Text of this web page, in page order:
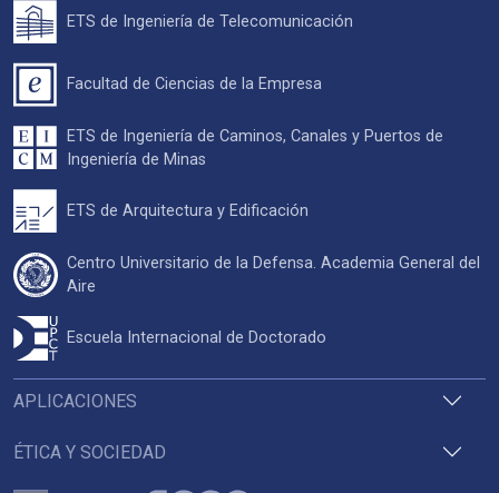
APLICACIONES
ÉTICA Y SOCIEDAD
ETS de Ingeniería de Telecomunicación
Facultad de Ciencias de la Empresa
ETS de Ingeniería de Caminos, Canales y Puertos de
Ingeniería de Minas
ETS de Arquitectura y Edificación
Centro Universitario de la Defensa. Academia General del
Aire
Escuela Internacional de Doctorado